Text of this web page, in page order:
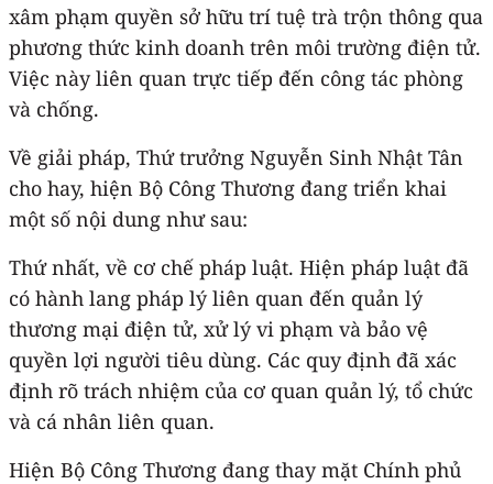
xâm phạm quyền sở hữu trí tuệ trà trộn thông qua
phương thức kinh doanh trên môi trường điện tử.
Việc này liên quan trực tiếp đến công tác phòng
và chống.
Về giải pháp, Thứ trưởng Nguyễn Sinh Nhật Tân
cho hay, hiện Bộ Công Thương đang triển khai
một số nội dung như sau:
Thứ nhất, về cơ chế pháp luật. Hiện pháp luật đã
có hành lang pháp lý liên quan đến quản lý
thương mại điện tử, xử lý vi phạm và bảo vệ
quyền lợi người tiêu dùng. Các quy định đã xác
định rõ trách nhiệm của cơ quan quản lý, tổ chức
và cá nhân liên quan.
Hiện Bộ Công Thương đang thay mặt Chính phủ